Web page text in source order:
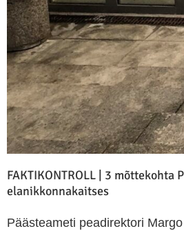
FAKTIKONTROLL | 3
elanikkonnakaitses
Päästeameti peadirektori